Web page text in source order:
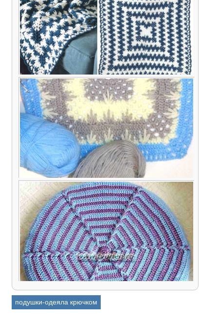
Схема вязания красивого покрывала из
зарубежного журнала
Интересная и простая схема для вязания
крючком одеяла или пледа от центра
Как выбрать пряжу для пледа (одеяла,
покрывала), если Вы никогда такое изделие не
вязали
подушки-одеяла крючком